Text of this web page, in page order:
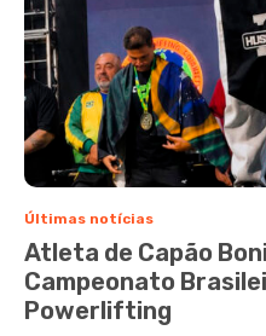
Últimas notícias
Atleta de Capão
Campeonato
Powerlifting